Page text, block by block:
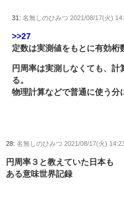
31: 名無しのひみつ 2021/08/17(火)
>>27
定数は実測値をもとに有効桁
円周率は実測しなくても、
る。
物理計算などで普通に使う分
28: 名無しのひみつ 2021/08/17(火)
円周率３と教えていた日本も
ある意味世界記録